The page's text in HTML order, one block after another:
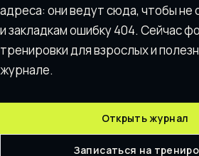
адреса: они ведут сюда, чтобы не
и закладкам ошибку 404. Сейчас
тренировки для взрослых и
журнале.
Открыть журнал
Записаться на